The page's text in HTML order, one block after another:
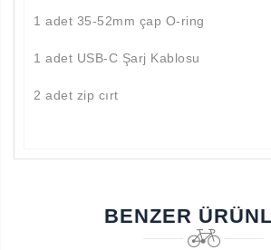
1 adet 35-52mm çap O-ring
1 adet USB-C Şarj Kablosu
2 adet zip cırt
BENZER